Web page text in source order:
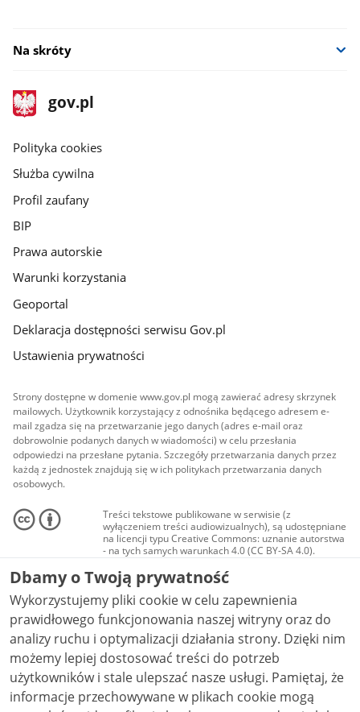
Na skróty
stopka
gov.pl
Strona
gov.pl
gov.pl
Polityka cookies
Służba cywilna
Profil zaufany
BIP
Prawa autorskie
Warunki korzystania
Geoportal
Deklaracja dostępności serwisu Gov.pl
Ustawienia prywatności
Strony dostępne w domenie www.gov.pl mogą zawierać adresy skrzynek
mailowych. Użytkownik korzystający z odnośnika będącego adresem e-
mail zgadza się na przetwarzanie jego danych (adres e-mail oraz
dobrowolnie podanych danych w wiadomości) w celu przesłania
odpowiedzi na przesłane pytania. Szczegóły przetwarzania danych przez
każdą z jednostek znajdują się w ich politykach przetwarzania danych
osobowych.
Treści tekstowe publikowane w serwisie (z
wyłączeniem treści audiowizualnych), są udostępniane
na licencji typu Creative Commons: uznanie autorstwa
- na tych samych warunkach 4.0 (CC BY-SA 4.0).
Materiały audiowizualne, w tym zdjęcia, materiały
audio i wideo, są udostępniane na licencji typu
Creative Commons: uznanie autorstwa użycie
niekomercyjne - bez utworów zależnych 4.0 (CC BY-
NC-ND 4.0), o ile nie jest to stwierdzone inaczej.
Dbamy o Twoją prywatność
Wykorzystujemy pliki cookie w celu zapewnienia
prawidłowego funkcjonowania naszej witryny oraz do
analizy ruchu i optymalizacji działania strony. Dzięki nim
możemy lepiej dostosować treści do potrzeb
użytkowników i stale ulepszać nasze usługi. Pamiętaj, że
informacje przechowywane w plikach cookie mogą